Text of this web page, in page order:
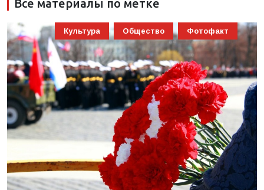
Все материалы по метке
Культура Общество Фотофакт